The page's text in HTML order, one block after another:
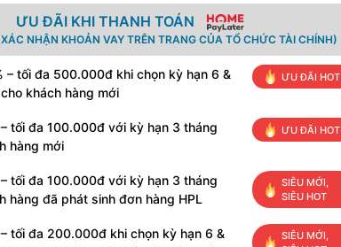
ƯU ĐÃI KHI THANH TOÁN
NHẬN KHOẢN VAY TRÊN TRANG CỦA TỔ CHỨC TÀI CHÍNH)
– tối đa 500.000đ khi chọn kỳ hạn 6 &
khách hàng mới
ƯU ĐÃI HOT
– tối đa 100.000đ với kỳ hạn 3 tháng
hàng mới
ƯU ĐÃI HOT
– tối đa 100.000đ với kỳ hạn 3 tháng
hàng đã phát sinh đơn hàng HPL
SIÊU MỚI,
SIÊU HOT
– tối đa 200.000đ khi chọn kỳ hạn 6 &
SIÊU MỚI,